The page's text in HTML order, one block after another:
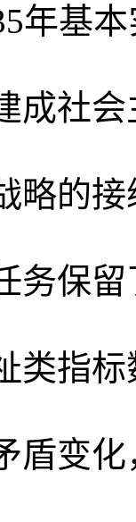
年基
成社
略的
务保
类指
盾变